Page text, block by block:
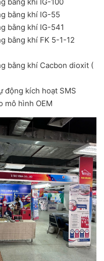
bằng khí IG-55
bằng khí IG-541
bằng khí FK 5-1-12
bằng khí Cacbon dioxit (
động kích hoạt SMS
mô hình OEM